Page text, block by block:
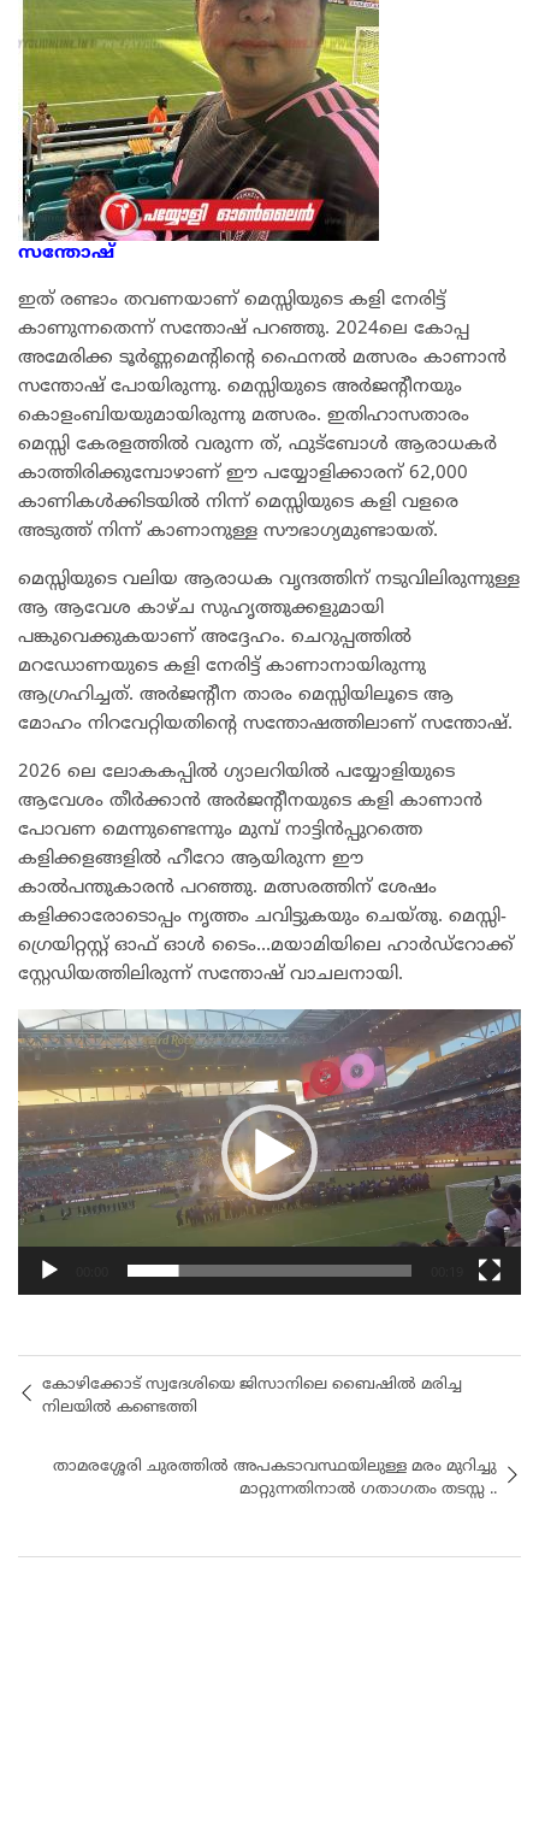
സന്തോഷ്
ഇത് രണ്ടാം തവണയാണ് മെസ്സിയുടെ കളി നേരിട്ട്
കാണുന്നതെന്ന് സന്തോഷ് പറഞ്ഞു. 2024ലെ കോപ്പ
അമേരിക്ക ടൂർണ്ണമെൻ്റിൻ്റെ ഫൈനൽ മത്സരം കാണാൻ
സന്തോഷ് പോയിരുന്നു. മെസ്സിയുടെ അർജൻ്റീനയും
കൊളംബിയയുമായിരുന്നു മത്സരം. ഇതിഹാസതാരം
മെസ്സി കേരളത്തിൽ വരുന്ന ത്, ഫുട്ബോൾ ആരാധകർ
കാത്തിരിക്കുമ്പോഴാണ് ഈ പയ്യോളിക്കാരന് 62,000
കാണികൾക്കിടയിൽ നിന്ന് മെസ്സിയുടെ കളി വളരെ
അടുത്ത് നിന്ന് കാണാനുള്ള സൗഭാഗ്യമുണ്ടായത്.
മെസ്സിയുടെ വലിയ ആരാധക വൃന്ദത്തിന് നടുവിലിരുന്നുള്ള
ആ ആവേശ കാഴ്ച സുഹൃത്തുക്കളുമായി
പങ്കുവെക്കുകയാണ് അദ്ദേഹം. ചെറുപ്പത്തിൽ
മറഡോണയുടെ കളി നേരിട്ട് കാണാനായിരുന്നു
ആഗ്രഹിച്ചത്. അർജൻ്റീന താരം മെസ്സിയിലൂടെ ആ
മോഹം നിറവേറ്റിയതിന്റെ സന്തോഷത്തിലാണ് സന്തോഷ്.
2026 ലെ ലോകകപ്പിൽ ഗ്യാലറിയിൽ പയ്യോളിയുടെ
ആവേശം തീർക്കാൻ അർജന്റീനയുടെ കളി കാണാൻ
പോവണ മെന്നുണ്ടെന്നും മുമ്പ് നാട്ടിൻപ്പുറത്തെ
കളിക്കളങ്ങളിൽ ഹീറോ ആയിരുന്ന ഈ
കാൽപന്തുകാരൻ പറഞ്ഞു. മത്സരത്തിന് ശേഷം
കളിക്കാരോടൊപ്പം നൃത്തം ചവിട്ടുകയും ചെയ്തു. മെസ്സി-
ഗ്രെയിറ്റസ്റ്റ് ഓഫ് ഓൾ ടൈം…മയാമിയിലെ ഹാർഡ്റോക്ക്
സ്റ്റേഡിയത്തിലിരുന്ന് സന്തോഷ് വാചലനായി.
Video
Player
കോഴിക്കോട് സ്വദേശിയെ ജിസാനിലെ ബൈഷിൽ മരിച്ച
നിലയിൽ കണ്ടെത്തി
താമരശ്ശേരി ചുരത്തിൽ അപകടാവസ്ഥയിലുള്ള മരം മുറിച്ചു
മാറ്റുന്നതിനാൽ ഗതാഗതം തടസ്സ ..